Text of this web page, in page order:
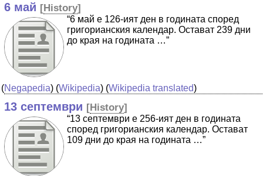
6 май [History]
“6 май е 126-ият ден в годината според
григорианския календар. Остават 239 дни
до края на годината …”
(Negapedia) (Wikipedia) (Wikipedia translated)
13 септември [History]
“13 септември е 256-ият ден в годината
според григорианския календар. Остават
109 дни до края на годината …”